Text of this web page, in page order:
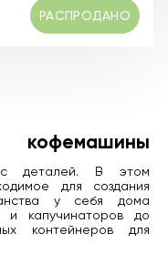
РАСПРОДАНО
с деталей. В этом
для создания
у себя дома
капучинаторов до
контейнеров для